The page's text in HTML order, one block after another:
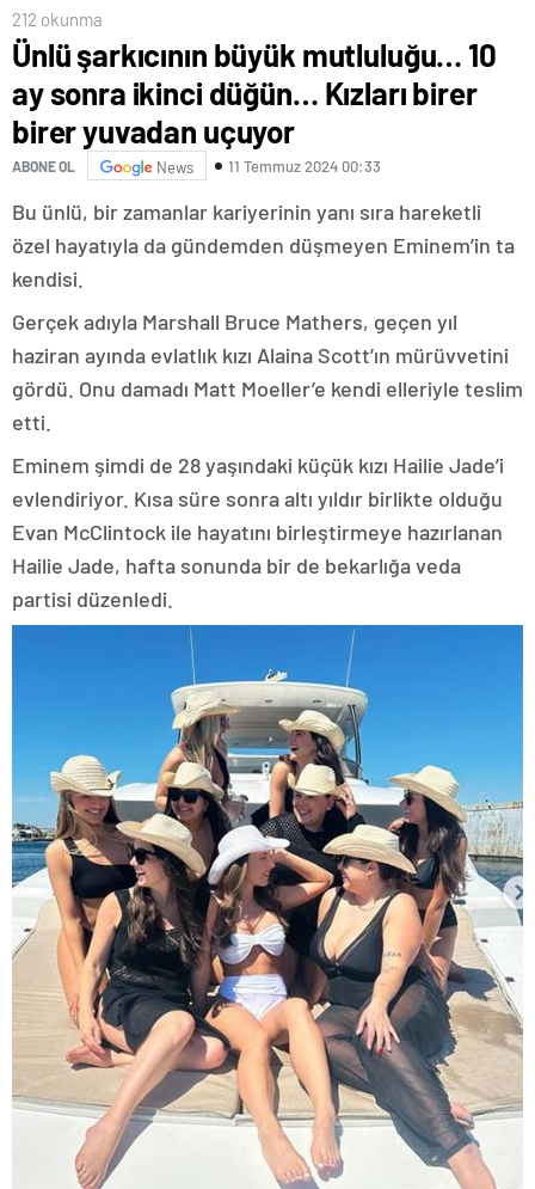
212 okunma
Ünlü şarkıcının büyük mutluluğu… 10
ay sonra ikinci düğün… Kızları birer
birer yuvadan uçuyor
ABONE OL News 11 Temmuz 2024 00:33
Bu ünlü, bir zamanlar kariyerinin yanı sıra hareketli
özel hayatıyla da gündemden düşmeyen Eminem’in ta
kendisi.
Gerçek adıyla Marshall Bruce Mathers, geçen yıl
haziran ayında evlatlık kızı Alaina Scott’ın mürüvvetini
gördü. Onu damadı Matt Moeller’e kendi elleriyle teslim
etti.
Eminem şimdi de 28 yaşındaki küçük kızı Hailie Jade’i
evlendiriyor. Kısa süre sonra altı yıldır birlikte olduğu
Evan McClintock ile hayatını birleştirmeye hazırlanan
Hailie Jade, hafta sonunda bir de bekarlığa veda
partisi düzenledi.